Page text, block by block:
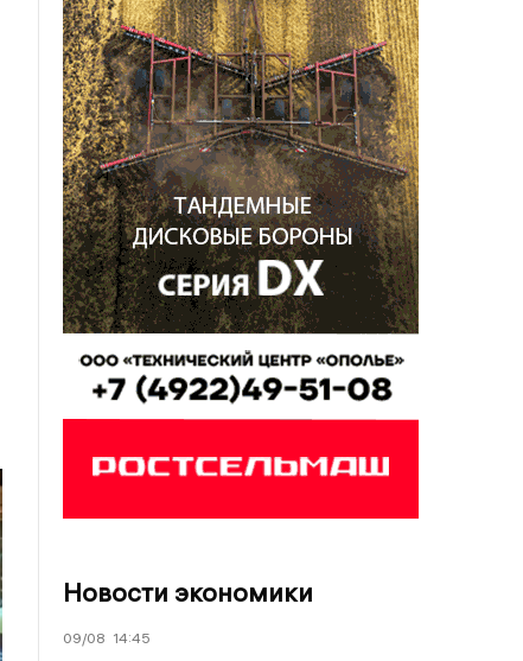
Новости экономики
09/08 14:45